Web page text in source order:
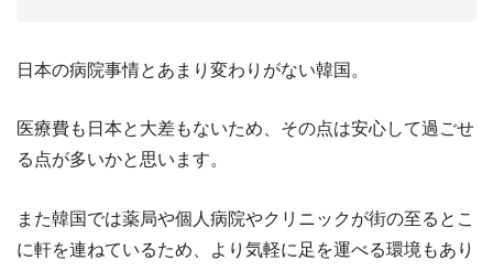
日本の病院事情とあまり変わりがない韓国。
医療費も日本と大差もないため、その点は安心して過ごせ
る点が多いかと思います。
また韓国では薬局や個人病院やクリニックが街の至るとこ
に軒を連ねているため、より気軽に足を運べる環境もあり